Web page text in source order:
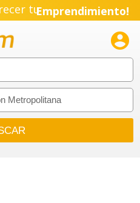
tuEmprendimiento!
